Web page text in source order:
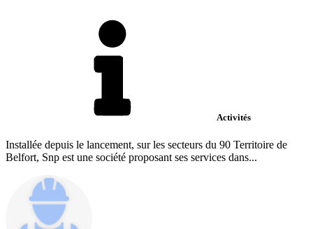
Activités
Installée depuis le lancement, sur les secteurs du 90 Territoire de
Belfort, Snp est une société proposant ses services dans...